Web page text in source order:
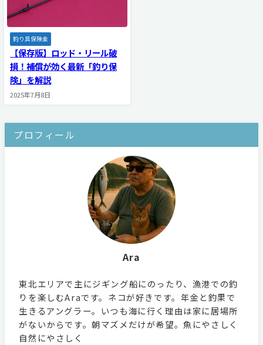
釣り具保険金
【保存版】ロッド・リール破
損！補償が効く最新「釣り保
険」を解説
2025年7月8日
プロフィール
Ara
東北エリアで主にジギング船にのったり、漁港での釣
りを楽しむAraです。ネコが好きです。年金と釣果で
生きるアングラー。いつも海に行く理由は家に居場所
がないからです。朝マズメだけが希望。魚にやさしく
自然にやさしく